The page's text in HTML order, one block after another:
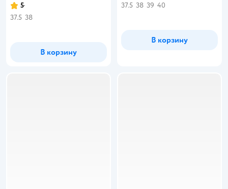
Рейтинг:
5
37.5 38
В корзину
37.5 38 39 40
В корзину